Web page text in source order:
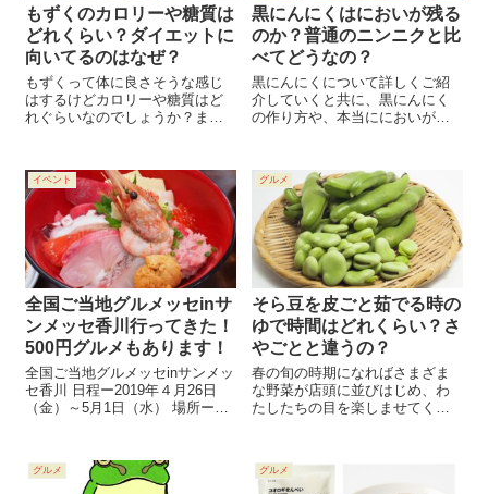
もずくのカロリーや糖質は
どれくらい？ダイエットに
向いてるのはなぜ？
もずくって体に良さそうな感じ
はするけどカロリーや糖質はど
れぐらいなのでしょうか？ま
問があったので、カロリーや糖
質について調べてみました。 ダ
イエットにどのような効果があ
るのかも調べて...
黒にんにくはにおいが残る
のか？普通のニンニクと比
べてどうなの？
黒にんにくについて詳しくご紹
介していくと共に、黒にんにく
の作り方や、本当ににおいが残
きます。 早速、一番気になる黒
にんにくの「におい残り」につ
いて見ていきましょう！
イベント
全国ご当地グルメッセinサ
ンメッセ香川行ってきた！
500円グルメもあります！
全国ご当地グルメッセinサンメッ
セ香川 日程ー2019年４月26日
（金）～5月1日（水） 場所ーサ
17:00 「全国ご当地グルメッセ」
では、ラーメン、丼、お肉、ス
グルメ
そら豆を皮ごと茹でる時の
ゆで時間はどれくらい？さ
やごとと違うの？
春の旬の時期になればさまざま
な野菜が店頭に並びはじめ、わ
たしたちの目を楽しませてくれ
は、キャベツや玉ネギ、じゃが
グルメ グルメ